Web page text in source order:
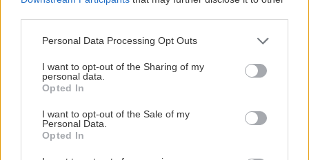
Personal Data Processing Opt Outs
I want to opt-out of the Sharing of my
personal data.
Opted In
I want to opt-out of the Sale of my
Personal Data.
Opted In